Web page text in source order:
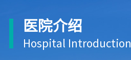
医院介绍
Hospital Introduction